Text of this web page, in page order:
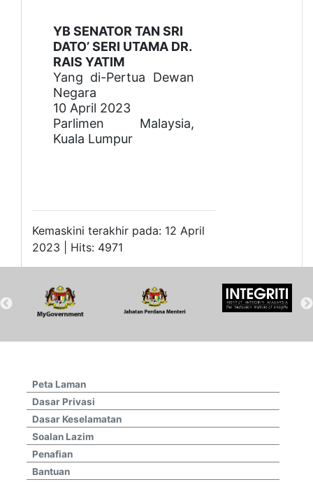
YB SENATOR TAN SRI
DATO’ SERI UTAMA DR.
RAIS YATIM
Yang di-Pertua Dewan
Negara
10 April 2023
Parlimen Malaysia,
Kuala Lumpur
Kemaskini terakhir pada: 12 April
2023 | Hits: 4971
Peta Laman
Dasar Privasi
Dasar Keselamatan
Soalan Lazim
Penafian
Bantuan